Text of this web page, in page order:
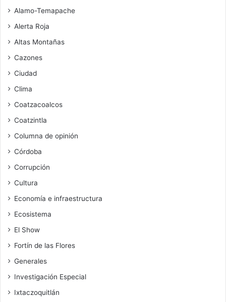
Alamo-Temapache
Alerta Roja
Altas Montañas
Cazones
Ciudad
Clima
Coatzacoalcos
Coatzintla
Columna de opinión
Córdoba
Corrupción
Cultura
Economía e infraestructura
Ecosistema
El Show
Fortín de las Flores
Generales
Investigación Especial
Ixtaczoquitlán